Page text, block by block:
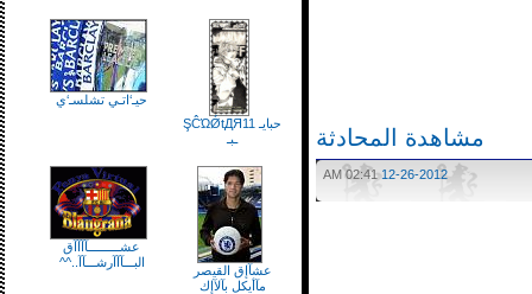
مشاهدة المحادثة
12-26-2012
02:41 AM
حبايـ ŞĈΏǾtДЯ11
حيـ‘اتـي تشلسـ‘ي
عشآإق القيصر
مآأيكل بآلآإك
عشـــــــــآآآآق
البـــآآآرشـــآآ..^^